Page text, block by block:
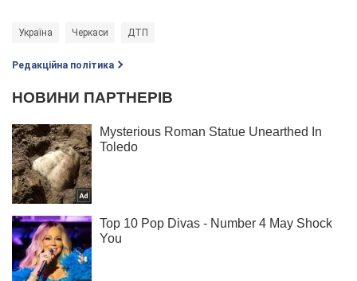
Україна Черкаси ДТП
Редакційна політика